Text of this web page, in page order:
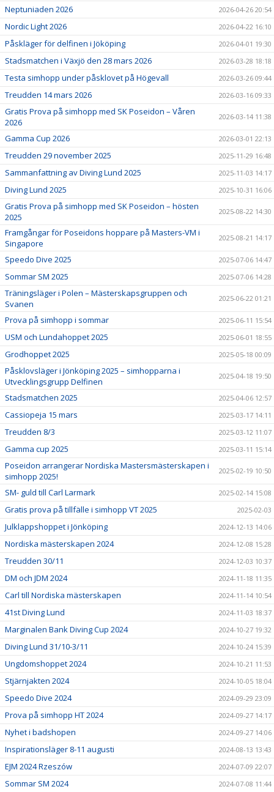
Neptuniaden 2026 2026-04-26 20:54
Nordic Light 2026 2026-04-22 16:10
Påskläger för delfinen i Jököping 2026-04-01 19:30
Stadsmatchen i Växjö den 28 mars 2026 2026-03-28 18:18
Testa simhopp under påsklovet på Högevall 2026-03-26 09:44
Treudden 14 mars 2026 2026-03-16 09:33
Gratis Prova på simhopp med SK Poseidon – Våren
2026
2026-03-14 11:38
Gamma Cup 2026 2026-03-01 22:13
Treudden 29 november 2025 2025-11-29 16:48
Sammanfattning av Diving Lund 2025 2025-11-03 14:17
Diving Lund 2025 2025-10-31 16:06
Gratis Prova på simhopp med SK Poseidon – hösten
2025
2025-08-22 14:30
Framgångar för Poseidons hoppare på Masters-VM i
Singapore
2025-08-21 14:17
Speedo Dive 2025 2025-07-06 14:47
Sommar SM 2025 2025-07-06 14:28
Träningsläger i Polen – Mästerskapsgruppen och
Svanen
2025-06-22 01:21
Prova på simhopp i sommar 2025-06-11 15:54
USM och Lundahoppet 2025 2025-06-01 18:55
Grodhoppet 2025 2025-05-18 00:09
Påsklovsläger i Jönköping 2025 – simhopparna i
Utvecklingsgrupp Delfinen
2025-04-18 19:50
Stadsmatchen 2025 2025-04-06 12:57
Cassiopeja 15 mars 2025-03-17 14:11
Treudden 8/3 2025-03-12 11:07
Gamma cup 2025 2025-03-11 15:14
Poseidon arrangerar Nordiska Mastersmästerskapen i
simhopp 2025!
2025-02-19 10:50
SM- guld till Carl Larmark 2025-02-14 15:08
Gratis prova på tillfälle i simhopp VT 2025 2025-02-03
Julklappshoppet i Jönköping 2024-12-13 14:06
Nordiska mästerskapen 2024 2024-12-08 15:28
Treudden 30/11 2024-12-03 10:37
DM och JDM 2024 2024-11-18 11:35
Carl till Nordiska mästerskapen 2024-11-14 10:54
41st Diving Lund 2024-11-03 18:37
Marginalen Bank Diving Cup 2024 2024-10-27 19:32
Diving Lund 31/10-3/11 2024-10-24 15:39
Ungdomshoppet 2024 2024-10-21 11:53
Stjärnjakten 2024 2024-10-05 18:04
Speedo Dive 2024 2024-09-29 23:09
Prova på simhopp HT 2024 2024-09-27 14:17
Nyhet i badshopen 2024-09-27 14:06
Inspirationsläger 8-11 augusti 2024-08-13 13:43
EJM 2024 Rzeszów 2024-07-09 22:07
Sommar SM 2024 2024-07-08 11:44